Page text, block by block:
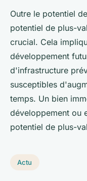
Outre le potentiel
potentiel de plus-
crucial. Cela
développement
d'infrastructure
susceptibles
temps. Un bien
développement ou
potentiel de plus-
Actu